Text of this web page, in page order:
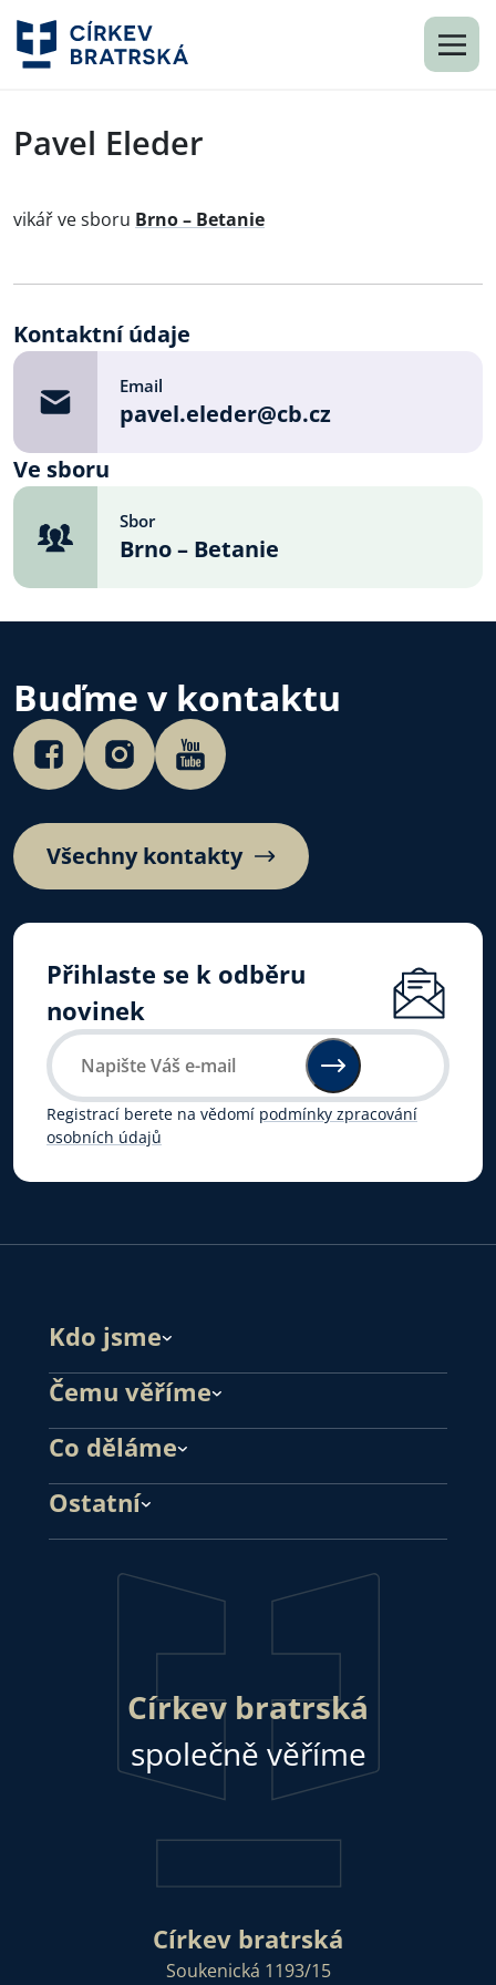
Pavel Eleder
vikář ve sboru Brno – Betanie
Kontaktní údaje
Email
pavel.eleder@cb.cz
Ve sboru
Sbor
Brno – Betanie
Buďme v kontaktu
Všechny kontakty
Přihlaste se k odběru
novinek
Registrací berete na vědomí podmínky zpracování
osobních údajů
Kdo jsme
Čemu věříme
Co děláme
Ostatní
Církev bratrská
společně věříme
Církev bratrská
Soukenická 1193/15